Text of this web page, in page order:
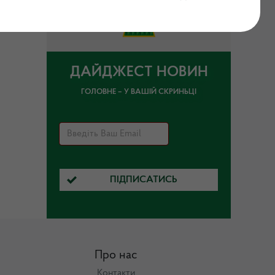
ДАЙДЖЕСТ НОВИН
ГОЛОВНЕ – У ВАШІЙ СКРИНЬЦІ
ПІДПИСАТИСЬ
Про нас